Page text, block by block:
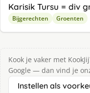
Karisik Tursu = div
Bijgerechten Groenten
Kook je vaker met
Google — dan vind je
Instellen als